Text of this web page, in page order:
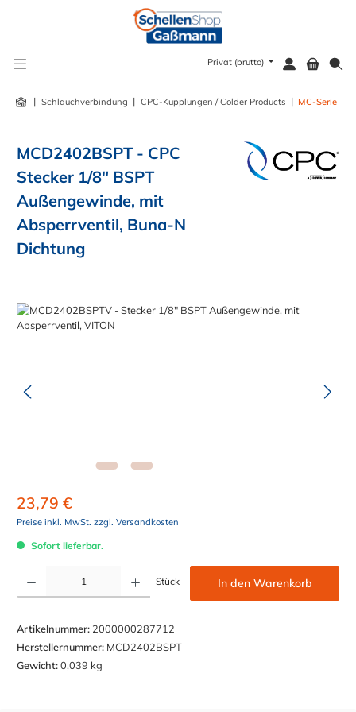
Privat (brutto)
| Schlauchverbindung | CPC-Kupplungen / Colder Products | MC-Serie
MCD2402BSPT - CPC
Stecker 1/8" BSPT
Außengewinde, mit
Absperrventil, Buna-N
Dichtung
Bildergalerie überspringen
23,79 €
Preise inkl. MwSt. zzgl. Versandkosten
Sofort lieferbar.
Stück In den Warenkorb
Artikelnummer: 2000000287712
Herstellernummer: MCD2402BSPT
Gewicht:0,039 kg